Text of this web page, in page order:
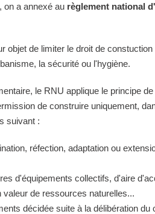
on a annexé au règlement national
objet de limiter le droit de
la sécurité ou l'hygiène.
le RNU applique le principe
de construire uniquement,
suivant :
réfection, adaptation ou
d'équipements collectifs, d'aire
valeur de ressources naturelles...
décidée suite à la délibération du